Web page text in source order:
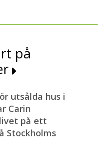
på
utsålda hus i
Carin
på ett
Stockholms